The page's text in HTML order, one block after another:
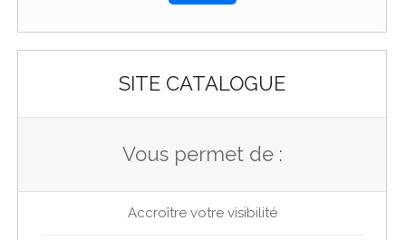
SITE CATALOGUE
Vous permet de :
Accroître votre visibilité